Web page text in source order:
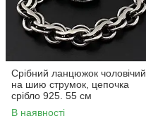
Срібний ланцюжок чоловічий
на шию струмок, цепочка
срібло 925. 55 см
В наявності